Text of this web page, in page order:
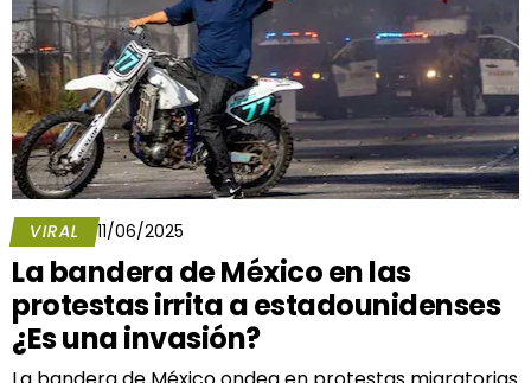
VIRAL 11/06/2025
La bandera de México en las
protestas irrita a estadounidenses
¿Es una invasión?